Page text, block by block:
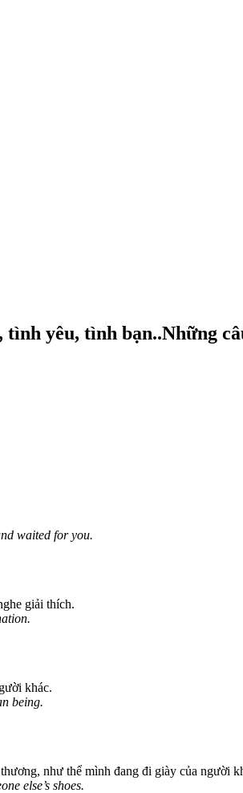
yêu, tình bạn..Những
waited for you.
giải thích.
khác.
being.
như thể mình đang đi giày của người
else’s shoes.